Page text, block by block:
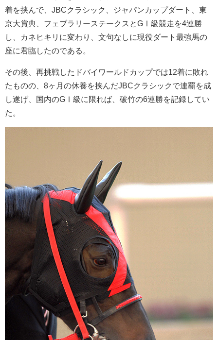
着を挟んで、JBCクラシック、ジャパンカップダート、東
京大賞典、フェブラリーステークスとGⅠ級競走を4連勝
し、カネヒキリに変わり、文句なしに現役ダート最強馬の
座に君臨したのである。
その後、再挑戦したドバイワールドカップでは12着に敗れ
たものの、8ヶ月の休養を挟んだJBCクラシックで連覇を成
し遂げ、国内のGⅠ級に限れば、破竹の6連勝を記録してい
た。